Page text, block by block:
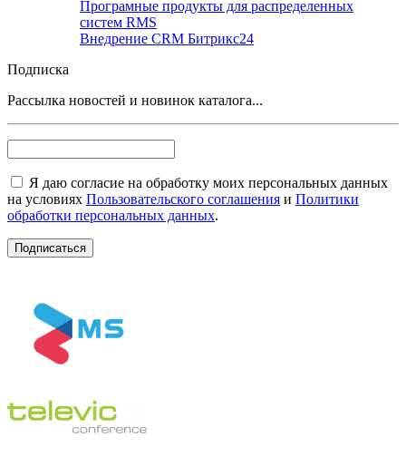
Програмные продукты для распределенных
систем RMS
Внедрение CRM Битрикс24
Подписка
Рассылка новостей и новинок каталога...
Я даю согласие на обработку моих персональных данных
на условиях Пользовательского соглашения и Политики
обработки персональных данных.